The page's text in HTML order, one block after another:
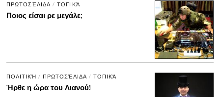
ΠΡΩΤΟΣΈΛΙΔΑ / ΤΟΠΙΚΆ
Ποιος είσαι ρε μεγάλε;
ΠΟΛΙΤΙΚΉ / ΠΡΩΤΟΣΈΛΙΔΑ / ΤΟΠΙΚΆ
Ήρθε η ώρα του Λιανού!